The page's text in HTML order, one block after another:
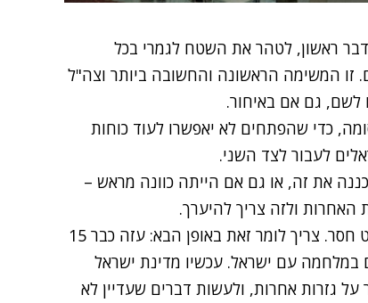
ראשון, לטהר את השטח לגמרי בכל
זו המשימה הראשונה והחשובה ביותר וצה"ל
לשם, גם אם באיחור.
כדי שהפתחים לא יאפשרו לעוד כוחות
לעבור לצד השני.
את זה, או גם אם הייתה כוונה מראש –
האחרות ולזה צריך להיערך.
כשבישראל מצהירים "אנחנו במלחמה" - זה משפט חסר. צריך לומר זאת באופן הבא: עזה כבר 15
עם ישראל. עכשיו מדינת ישראל
גזרות אחרות, ולעשות דברים שעדיין לא